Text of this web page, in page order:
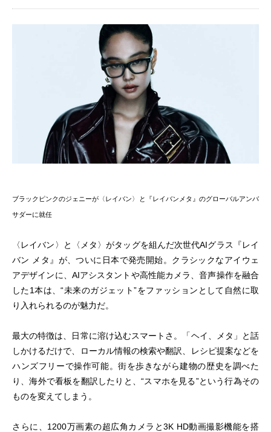
ブラックピンクのジェニーが〈レイバン〉と『レイバンメタ』のグローバルアンバ
サダーに就任
〈レイバン〉と〈メタ〉がタッグを組んだ次世代AIグラス『レイ
バン メタ』が、ついに日本で発売開始。クラシックなアイウェ
アデザインに、AIアシスタントや高性能カメラ、音声操作を融合
した1本は、“未来のガジェット”をファッションとして自然に取
り入れられるのが魅力だ。
最大の特徴は、日常に溶け込むスマートさ。「ヘイ、メタ」と話
しかけるだけで、ローカル情報の検索や翻訳、レシピ提案などを
ハンズフリーで操作可能。街を歩きながら建物の歴史を調べた
り、海外で看板を翻訳したりと、“スマホを見る”という行為その
ものを変えてしまう。
さらに、1200万画素の超広角カメラと3K HD動画撮影機能を搭